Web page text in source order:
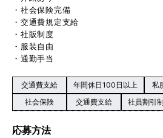
・社会保険完備
・交通費規定支給
・社販制度
・服装自由
・通勤手当
交通費支給 年間休日100日以上 私
社会保険
交通費支給 社員割引
応募方法